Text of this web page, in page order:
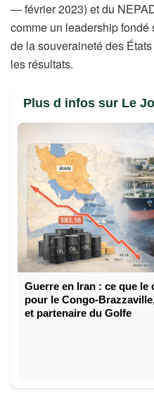
— février 2023) et du
comme un leadership
de la souveraineté des
les résultats.
Plus d infos sur Le
Guerre en Iran : ce que le
pour le Congo-
et partenaire du Golfe